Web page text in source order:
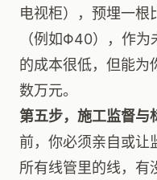
电视柜），预埋一根
（例如Φ40），作为
的成本很低，但能为
数万元。
第五步，施工监督与
前，你必须亲自或让
所有线管里的线，有